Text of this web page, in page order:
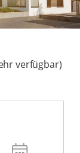
verfügbar)